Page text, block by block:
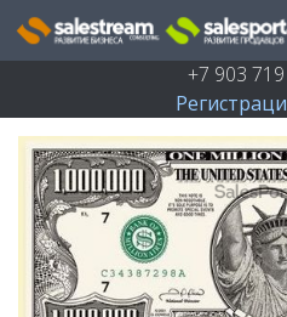
Перейти к содержимому
+7 903